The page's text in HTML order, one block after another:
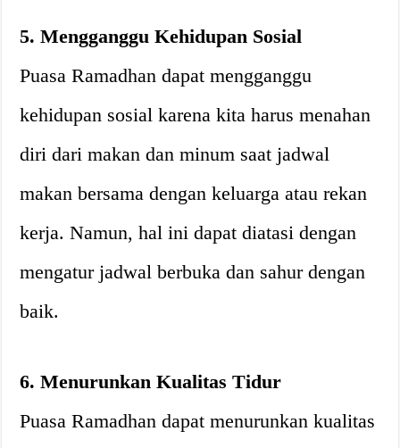
5. Mengganggu Kehidupan Sosial
Puasa Ramadhan dapat mengganggu
kehidupan sosial karena kita harus menahan
diri dari makan dan minum saat jadwal
makan bersama dengan keluarga atau rekan
kerja. Namun, hal ini dapat diatasi dengan
mengatur jadwal berbuka dan sahur dengan
baik.
6. Menurunkan Kualitas Tidur
Puasa Ramadhan dapat menurunkan kualitas